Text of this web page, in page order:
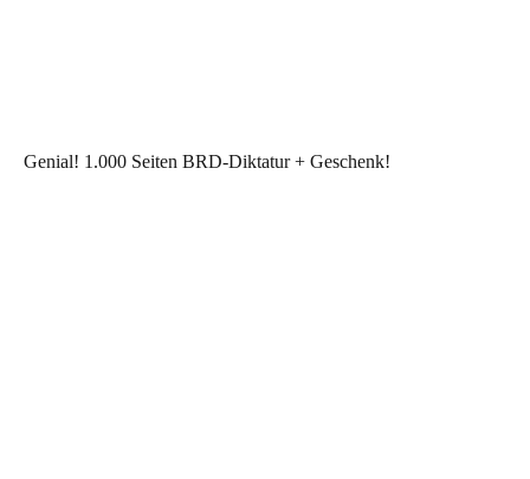
Genial! 1.000 Seiten BRD-Diktatur + Geschenk!